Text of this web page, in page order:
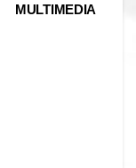
MULTIMEDIA